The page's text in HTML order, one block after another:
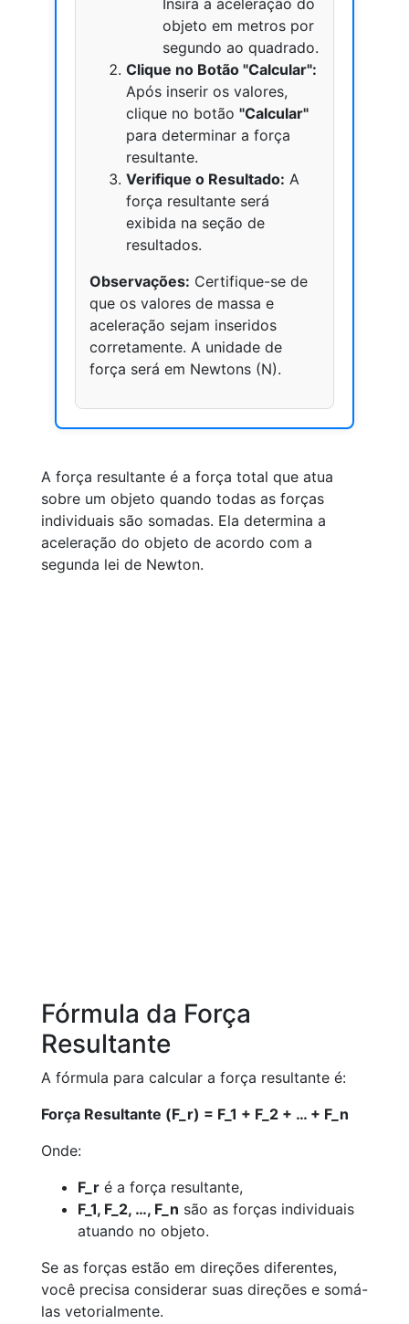
Insira a aceleração do
objeto em metros por
segundo ao quadrado.
Clique no Botão "Calcular":
Após inserir os valores,
clique no botão "Calcular"
para determinar a força
resultante.
Verifique o Resultado: A
força resultante será
exibida na seção de
resultados.
Observações: Certifique-se de
que os valores de massa e
aceleração sejam inseridos
corretamente. A unidade de
força será em Newtons (N).
A força resultante é a força total que atua
sobre um objeto quando todas as forças
individuais são somadas. Ela determina a
aceleração do objeto de acordo com a
segunda lei de Newton.
Fórmula da Força
Resultante
A fórmula para calcular a força resultante é:
Força Resultante (F_r) = F_1 + F_2 + … + F_n
Onde:
F_r é a força resultante,
F_1, F_2, …, F_n são as forças individuais
atuando no objeto.
Se as forças estão em direções diferentes,
você precisa considerar suas direções e somá-
las vetorialmente.